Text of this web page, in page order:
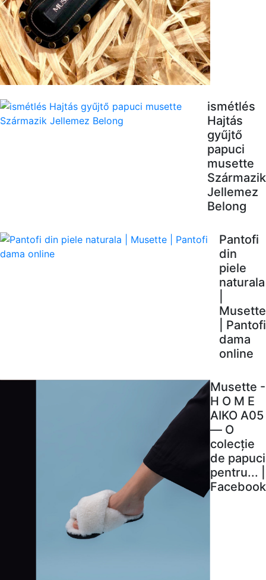
ismétlés
Hajtás
gyűjtő
papuci
musette
Származik
Jellemez
Belong
Pantofi
din
piele
naturala
Musette
| Pantofi
dama
online
Musette -
H O M E
AIKO A05
— O
colecție
de papuci
pentru... |
Facebook